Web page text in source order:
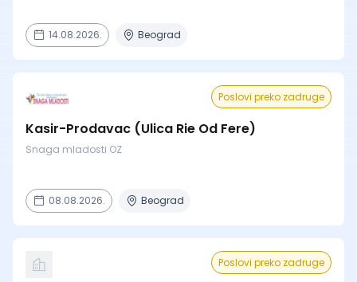
14.08.2026. Beograd
Poslovi preko zadruge
Kasir-Prodavac (Ulica Rie Od Fere)
Snaga mladosti OZ
08.08.2026. Beograd
Poslovi preko zadruge